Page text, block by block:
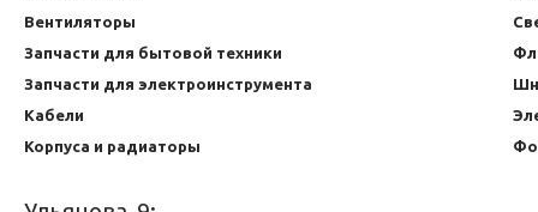
Вентиляторы
Запчасти для бытовой техники
Запчасти для электроинструмента
Кабели
Корпуса и радиаторы